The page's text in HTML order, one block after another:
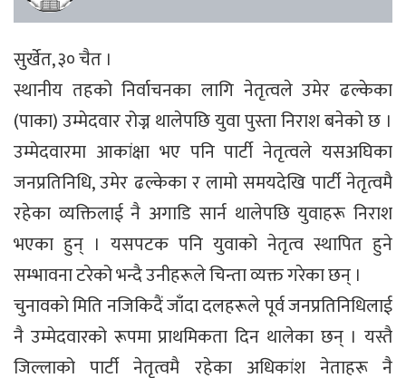
सुर्खेत, ३० चैत ।
स्थानीय तहको निर्वाचनका लागि नेतृत्वले उमेर ढल्केका
(पाका) उम्मेदवार रोज्न थालेपछि युवा पुस्ता निराश बनेको छ ।
उम्मेदवारमा आकांक्षा भए पनि पार्टी नेतृत्वले यसअघिका
जनप्रतिनिधि, उमेर ढल्केका र लामो समयदेखि पार्टी नेतृत्वमै
रहेका व्यक्तिलाई नै अगाडि सार्न थालेपछि युवाहरू निराश
भएका हुन् । यसपटक पनि युवाको नेतृत्व स्थापित हुने
सम्भावना टरेको भन्दै उनीहरूले चिन्ता व्यक्त गरेका छन् ।
चुनावको मिति नजिकिदैं जाँदा दलहरूले पूर्व जनप्रतिनिधिलाई
नै उम्मेदवारको रूपमा प्राथमिकता दिन थालेका छन् । यस्तै
जिल्लाको पार्टी नेतृत्वमै रहेका अधिकांश नेताहरू नै